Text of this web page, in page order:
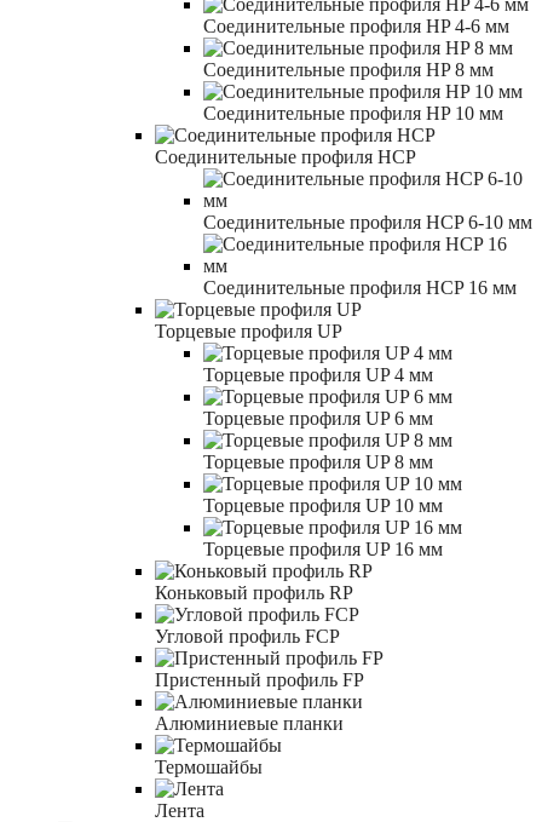
Соединительные профиля HP 4-6 мм
Соединительные профиля HP 8 мм
Соединительные профиля HP 10 мм
Соединительные профиля HCP
Соединительные профиля HCP 6-10 мм
Соединительные профиля HCP 16 мм
Торцевые профиля UP
Торцевые профиля UP 4 мм
Торцевые профиля UP 6 мм
Торцевые профиля UP 8 мм
Торцевые профиля UP 10 мм
Торцевые профиля UP 16 мм
Коньковый профиль RP
Угловой профиль FCP
Пристенный профиль FP
Алюминиевые планки
Термошайбы
Лента